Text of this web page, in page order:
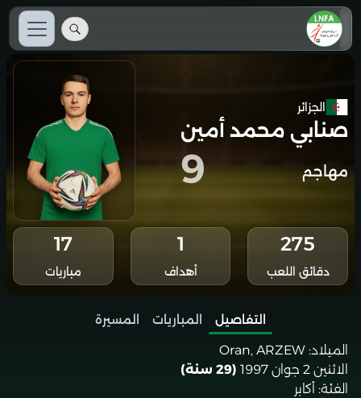
الجزائر
صنابي محمد أمين
مهاجم 9
275
دقائق اللعب
1
أهداف
17
مباريات
التفاصيل المباريات
المسيرة
الميلاد: Oran, ARZEW
الاثنين 2 جوان 1997
(29 سنة)
الفئة: أكابر